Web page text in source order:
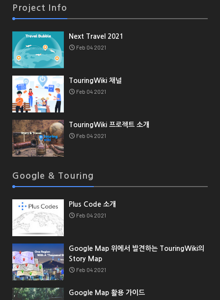
Project Info
Next Travel 2021
Feb 04 2021
TouringWiki 채널
Feb 04 2021
TouringWiki 프로젝트 소개
Feb 04 2021
Google & Touring
Plus Code 소개
Feb 04 2021
Google Map 위에서 발견하는 TouringWiki의
Story Map
Feb 04 2021
Google Map 활용 가이드